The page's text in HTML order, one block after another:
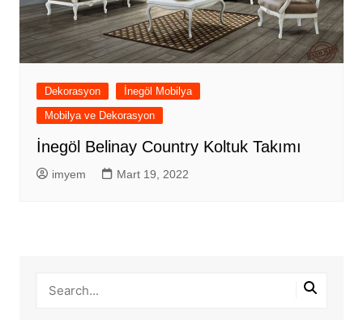
Dekorasyon
İnegöl Mobilya
Mobilya ve Dekorasyon
İnegöl Belinay Country Koltuk Takımı
imyem Mart 19, 2022